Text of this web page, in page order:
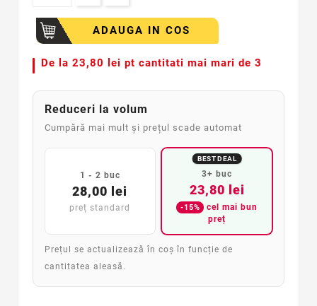
ADAUGA IN COS
De la 23,80 lei pt cantitati mai mari de 3
Reduceri la volum
Cumpără mai mult și prețul scade automat
1 - 2 buc
28,00 lei
preț standard
BEST DEAL
3+ buc
23,80 lei
-15%
cel mai bun
preț
Prețul se actualizează în coș în funcție de
cantitatea aleasă.